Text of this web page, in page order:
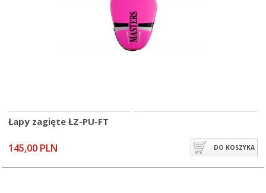
Łapy zagięte ŁZ-PU-FT
145,00 PLN DO KOSZYKA